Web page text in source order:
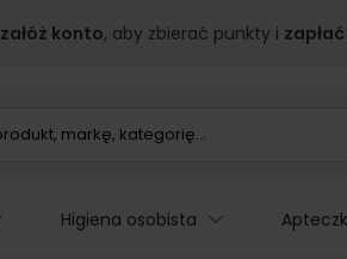
załóż konto, aby zbierać punkty i
Higiena osobista